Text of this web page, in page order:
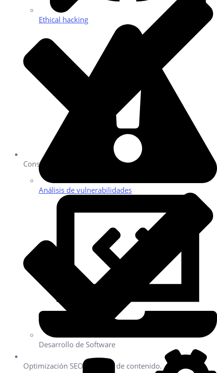
Ethical hacking
Análisis de vulnerabilidades
Desarrollo de Software
Consultoría SEO personalizada.
Optimización SEO técnica y de contenido.